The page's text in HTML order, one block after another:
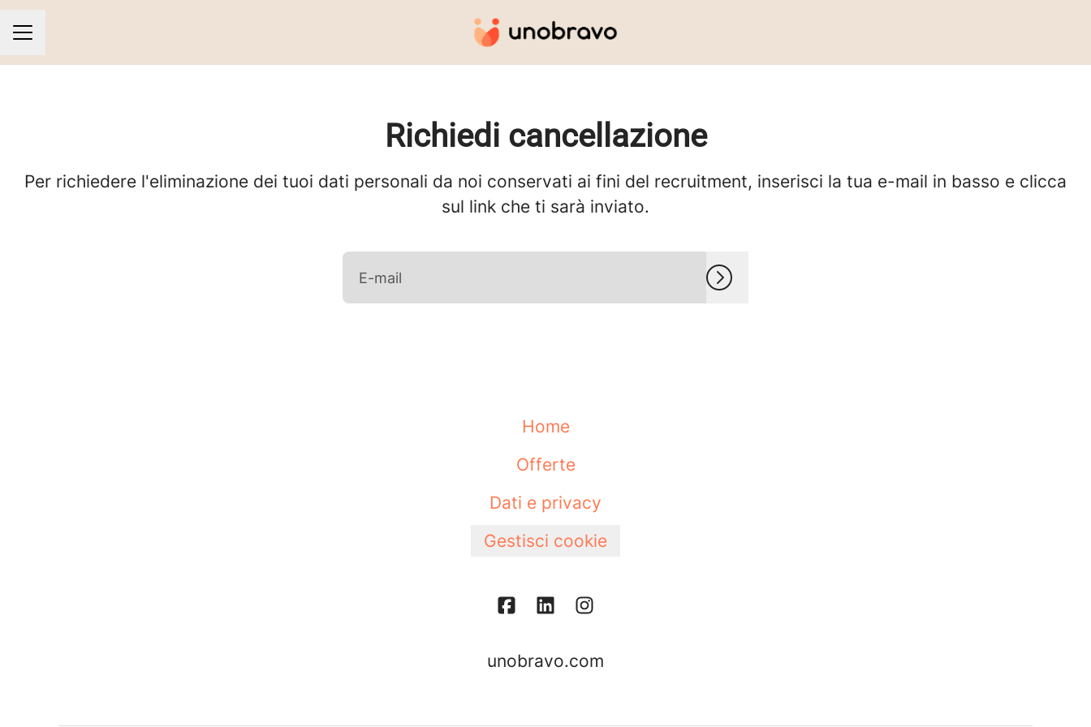
MENU CARRIERA
Richiedi cancellazione
Per richiedere l'eliminazione dei tuoi dati personali da noi conservati ai fini del recruitment, inserisci la tua e-mail in basso e clicca
sul link che ti sarà inviato.
Home
Offerte
Dati e privacy
Gestisci cookie
unobravo.com